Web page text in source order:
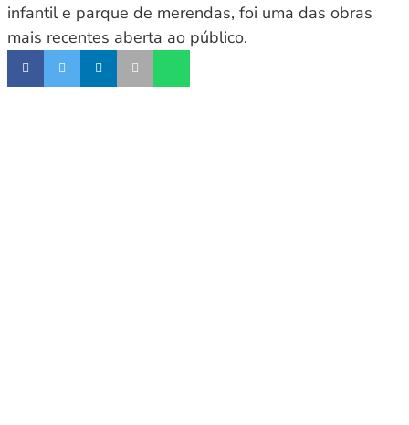
infantil e parque de merendas, foi uma das obras
mais recentes aberta ao público.